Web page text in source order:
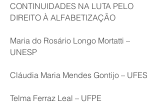
CONTINUIDADES NA LUTA PELO
DIREITO À ALFABETIZAÇÃO
Maria do Rosário Longo Mortatti –
UNESP
Cláudia Maria Mendes Gontijo – UFES
Telma Ferraz Leal – UFPE